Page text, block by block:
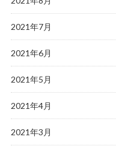
2021年7月
2021年6月
2021年5月
2021年4月
2021年3月